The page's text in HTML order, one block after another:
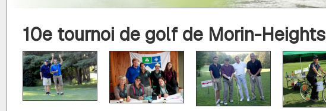
10e tournoi de golf de Morin-Heights